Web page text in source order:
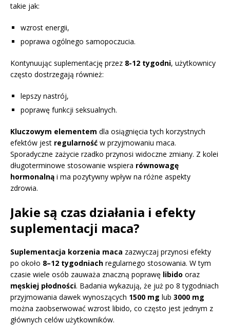
takie jak:
wzrost energii,
poprawa ogólnego samopoczucia.
Kontynuując suplementację przez 8-12 tygodni, użytkownicy
często dostrzegają również:
lepszy nastrój,
poprawę funkcji seksualnych.
Kluczowym elementem dla osiągnięcia tych korzystnych
efektów jest regularność w przyjmowaniu maca.
Sporadyczne zażycie rzadko przynosi widoczne zmiany. Z kolei
długoterminowe stosowanie wspiera równowagę
hormonalną i ma pozytywny wpływ na różne aspekty
zdrowia.
Jakie są czas działania i efekty
suplementacji maca?
Suplementacja korzenia maca zazwyczaj przynosi efekty
po około 8–12 tygodniach regularnego stosowania. W tym
czasie wiele osób zauważa znaczną poprawę libido oraz
męskiej płodności. Badania wykazują, że już po 8 tygodniach
przyjmowania dawek wynoszących 1500 mg lub 3000 mg
można zaobserwować wzrost libido, co często jest jednym z
głównych celów użytkowników.